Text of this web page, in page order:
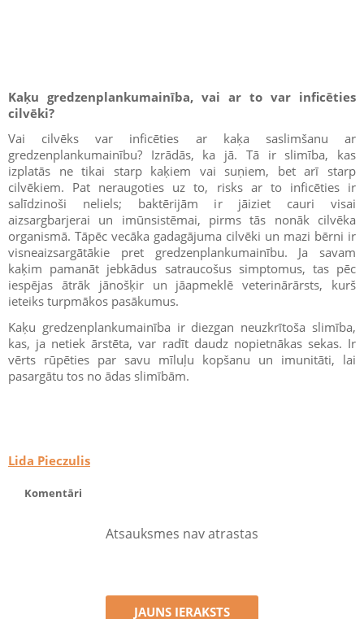
Kaķu gredzenplankumainība, vai ar to var inficēties
cilvēki?
Vai cilvēks var inficēties ar kaķa saslimšanu ar
gredzenplankumainību? Izrādās, ka jā. Tā ir slimība, kas
izplatās ne tikai starp kaķiem vai suņiem, bet arī starp
cilvēkiem. Pat neraugoties uz to, risks ar to inficēties ir
salīdzinoši neliels; baktērijām ir jāiziet cauri visai
aizsargbarjerai un imūnsistēmai, pirms tās nonāk cilvēka
organismā. Tāpēc vecāka gadagājuma cilvēki un mazi bērni ir
visneaizsargātākie pret gredzenplankumainību. Ja savam
kaķim pamanāt jebkādus satraucošus simptomus, tas pēc
iespējas ātrāk jānošķir un jāapmeklē veterinārārsts, kurš
ieteiks turpmākos pasākumus.
Kaķu gredzenplankumainība ir diezgan neuzkrītoša slimība,
kas, ja netiek ārstēta, var radīt daudz nopietnākas sekas. Ir
vērts rūpēties par savu mīluļu kopšanu un imunitāti, lai
pasargātu tos no ādas slimībām.
Lida Pieczulis
Komentāri
Atsauksmes nav atrastas
JAUNS IERAKSTS